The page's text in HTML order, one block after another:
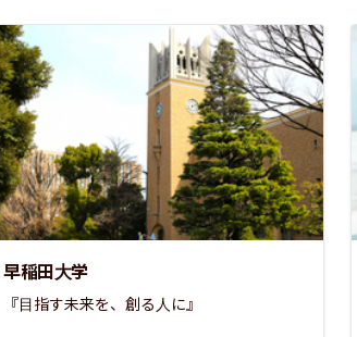
早稲田大学
『目指す未来を、創る人に』